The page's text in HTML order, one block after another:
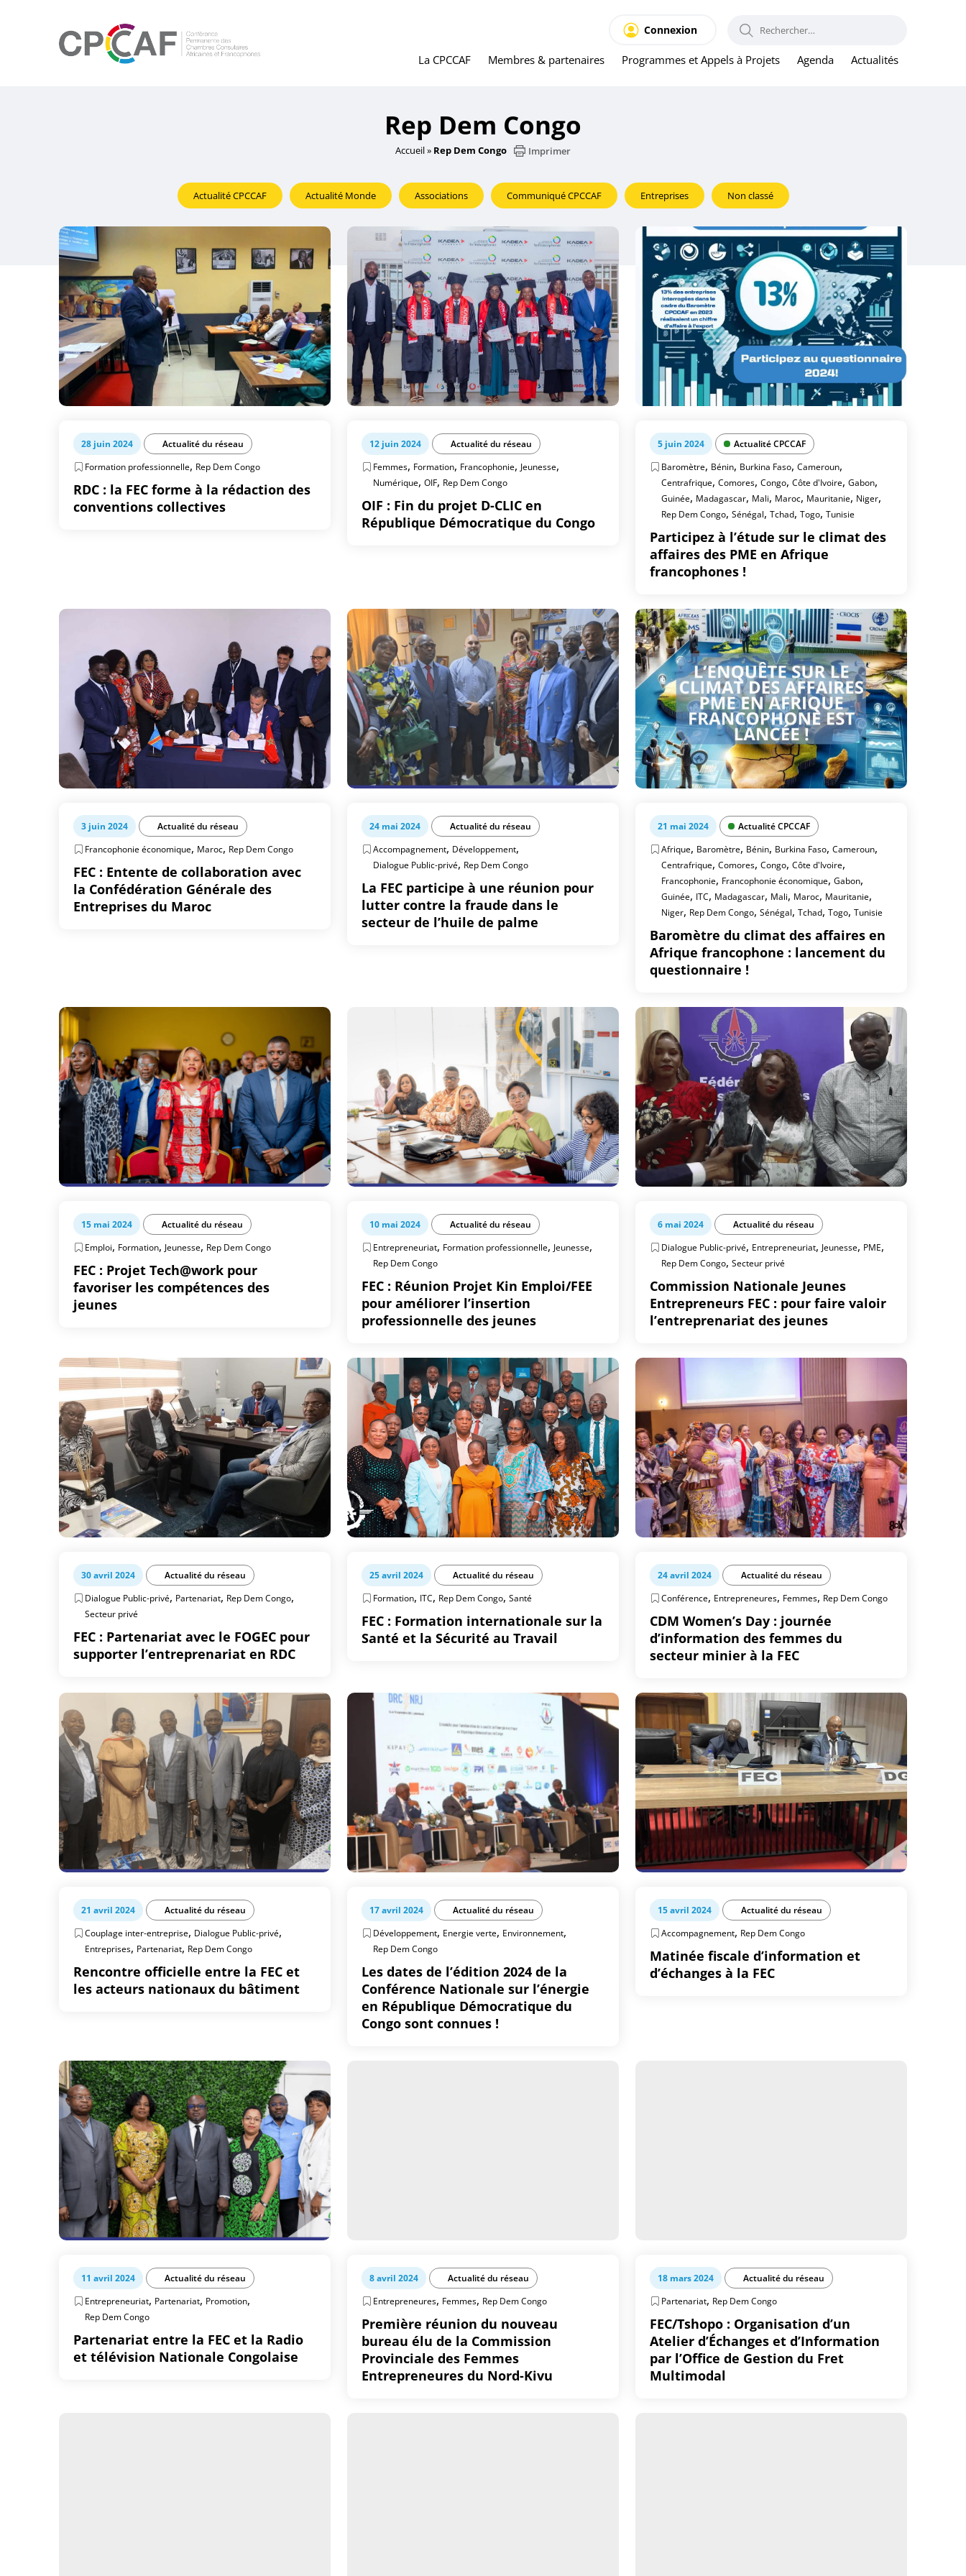
La CPCCAF Membres & partenaires Programmes et Appels à Projets Agenda Actualités
Connexion RECHERCHER :
Rep Dem Congo
Accueil» Rep Dem Congo Imprimer
Actualité CPCCAF Actualité Monde Associations Communiqué CPCCAF Entreprises Non classé
28 juin 2024
Actualité du réseau
Formation professionnelle, Rep Dem Congo
RDC : la FEC forme à la rédaction des
conventions collectives
12 juin 2024
Actualité du réseau
Femmes, Formation, Francophonie, Jeunesse,
Numérique,OIF, Rep Dem Congo
OIF : Fin du projet D-CLIC en
République Démocratique du Congo
5 juin 2024
Actualité CPCCAF
Baromètre, Bénin, Burkina Faso,Cameroun,
Centrafrique,Comores,Congo,Côte d'Ivoire,Gabon,
Guinée, Madagascar, Mali, Maroc, Mauritanie, Niger,
Rep Dem Congo,Sénégal,Tchad,Togo,Tunisie
Participez à l’étude sur le climat des
affaires des PME en Afrique
francophones !
3 juin 2024
Actualité du réseau
Francophonie économique, Maroc, Rep Dem Congo
FEC : Entente de collaboration avec
la Confédération Générale des
Entreprises du Maroc
24 mai 2024
Actualité du réseau
Accompagnement, Développement,
Dialogue Public-privé, Rep Dem Congo
La FEC participe à une réunion pour
lutter contre la fraude dans le
secteur de l’huile de palme
21 mai 2024
Actualité CPCCAF
Afrique, Baromètre, Bénin, Burkina Faso,Cameroun,
Centrafrique,Comores,Congo,Côte d'Ivoire,
Francophonie, Francophonie économique,Gabon,
Guinée, ITC, Madagascar, Mali, Maroc, Mauritanie,
Niger, Rep Dem Congo,Sénégal,Tchad,Togo,Tunisie
Baromètre du climat des affaires en
Afrique francophone : lancement du
questionnaire !
15 mai 2024
Actualité du réseau
Emploi, Formation, Jeunesse, Rep Dem Congo
FEC : Projet Tech@work pour
favoriser les compétences des
jeunes
10 mai 2024
Actualité du réseau
Entrepreneuriat, Formation professionnelle, Jeunesse,
Rep Dem Congo
FEC : Réunion Projet Kin Emploi/FEE
pour améliorer l’insertion
professionnelle des jeunes
6 mai 2024
Actualité du réseau
Dialogue Public-privé, Entrepreneuriat, Jeunesse, PME,
Rep Dem Congo,Secteur privé
Commission Nationale Jeunes
Entrepreneurs FEC : pour faire valoir
l’entreprenariat des jeunes
30 avril 2024
Actualité du réseau
Dialogue Public-privé, Partenariat, Rep Dem Congo,
Secteur privé
FEC : Partenariat avec le FOGEC pour
supporter l’entreprenariat en RDC
25 avril 2024
Actualité du réseau
Formation, ITC, Rep Dem Congo,Santé
FEC : Formation internationale sur la
Santé et la Sécurité au Travail
24 avril 2024
Actualité du réseau
Conférence, Entrepreneures, Femmes, Rep Dem Congo
CDM Women’s Day : journée
d’information des femmes du
secteur minier à la FEC
21 avril 2024
Actualité du réseau
Couplage inter-entreprise, Dialogue Public-privé,
Entreprises, Partenariat, Rep Dem Congo
Rencontre officielle entre la FEC et
les acteurs nationaux du bâtiment
17 avril 2024
Actualité du réseau
Développement, Energie verte, Environnement,
Rep Dem Congo
Les dates de l’édition 2024 de la
Conférence Nationale sur l’énergie
en République Démocratique du
Congo sont connues !
15 avril 2024
Actualité du réseau
Accompagnement, Rep Dem Congo
Matinée fiscale d’information et
d’échanges à la FEC
11 avril 2024
Actualité du réseau
Entrepreneuriat, Partenariat, Promotion,
Rep Dem Congo
Partenariat entre la FEC et la Radio
et télévision Nationale Congolaise
8 avril 2024
Actualité du réseau
Entrepreneures, Femmes, Rep Dem Congo
Première réunion du nouveau
bureau élu de la Commission
Provinciale des Femmes
Entrepreneures du Nord-Kivu
18 mars 2024
Actualité du réseau
Partenariat, Rep Dem Congo
FEC/Tshopo : Organisation d’un
Atelier d’Échanges et d’Information
par l’Office de Gestion du Fret
Multimodal